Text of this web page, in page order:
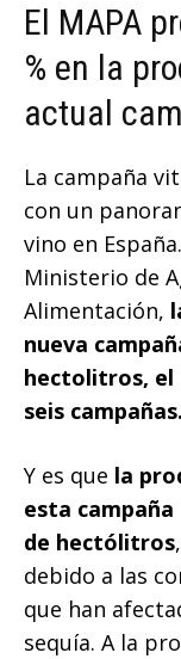
El MAPA
% en la
actual
La campaña
con un
vino en
Ministerio de
Alimentación,
nueva
hectolitros, el
seis campañas.
Y es que la
esta campaña
de hectólitros
debido a las
que han
sequía. A la